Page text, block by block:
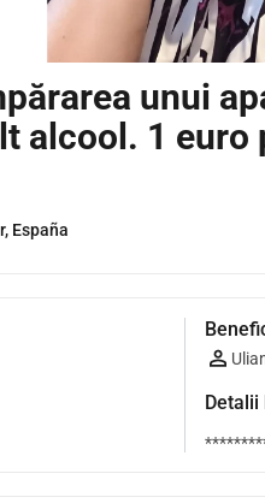
unui
alcool. 1 euro
España
Detalii